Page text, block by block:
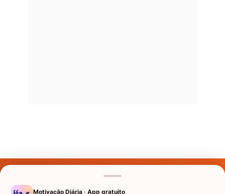
Nomes pelo Mundo
Motivação Diária · App gratuito